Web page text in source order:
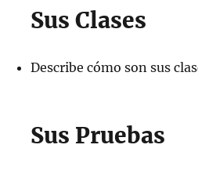
Sus Clases
Describe cómo son sus
Sus Pruebas